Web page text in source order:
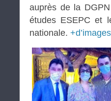
auprès de la
études ESEPC et
nationale. +d’images